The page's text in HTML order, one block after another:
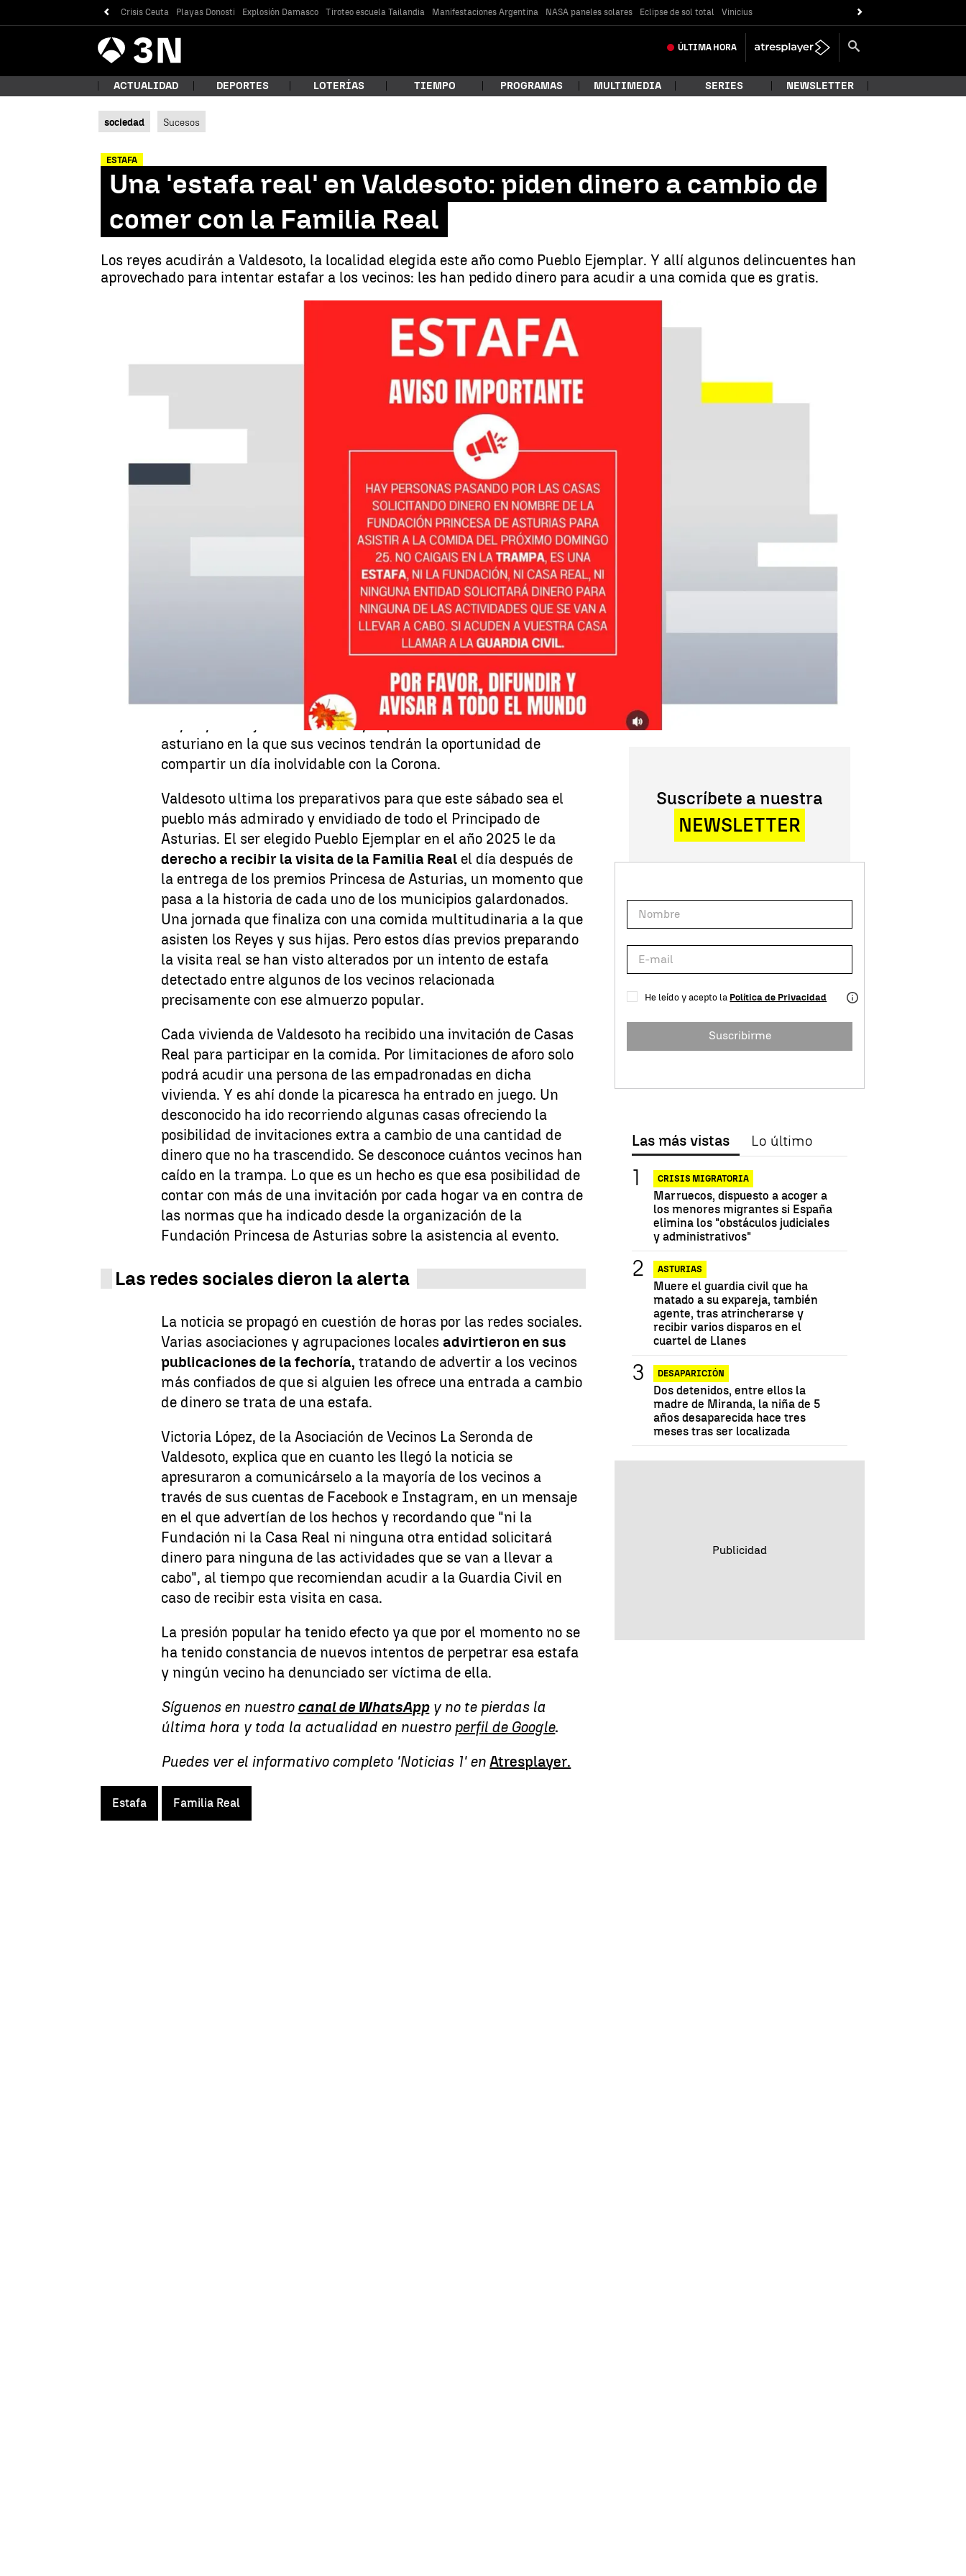
Crisis Ceuta Playas Donosti Explosión Damasco Tiroteo escuela Tailandia Manifestaciones Argentina NASA paneles solares Eclipse de sol total Vinicius
Antena
3 Noticias ÚLTIMA HORA
¿Qué estás buscando?
Buscar
ACTUALIDAD DEPORTES LOTERÍAS TIEMPO PROGRAMAS MULTIMEDIA SERIES NEWSLETTER
sociedad Sucesos
ESTAFA
Una 'estafa real' en Valdesoto: piden dinero a cambio de
comer con la Familia Real
Los reyes acudirán a Valdesoto, la localidad elegida este año como Pueblo Ejemplar. Y allí algunos delincuentes han
aprovechado para intentar estafar a los vecinos: les han pedido dinero para acudir a una comida que es gratis.
WhatsappFacebook
X Linkedin
Pueblo Ejemplar de este año 2025,
pero sus vecinos han sufrido un comportamiento muy poco
ejemplar los días previos a la visita de la Familia Real. Se ha
que se les ha pedido dinero a cambio de poder asistir a la comida
popular en la que el pueblo compartirá mesa y mantel con los
Reyes y sus hijas. Una cita muy esperada en este rincón
asturiano en la que sus vecinos tendrán la oportunidad de
compartir un día inolvidable con la Corona.
Valdesoto ultima los preparativos para que este sábado sea el
pueblo más admirado y envidiado de todo el Principado de
Asturias. El ser elegido Pueblo Ejemplar en el año 2025 le da
derecho a recibir la visita de la Familia Real el día después de
la entrega de los premios Princesa de Asturias, un momento que
pasa a la historia de cada uno de los municipios galardonados.
Una jornada que finaliza con una comida multitudinaria a la que
asisten los Reyes y sus hijas. Pero estos días previos preparando
la visita real se han visto alterados por un intento de estafa
detectado entre algunos de los vecinos relacionada
precisamente con ese almuerzo popular.
Cada vivienda de Valdesoto ha recibido una invitación de Casas
Real para participar en la comida. Por limitaciones de aforo solo
podrá acudir una persona de las empadronadas en dicha
vivienda. Y es ahí donde la picaresca ha entrado en juego. Un
desconocido ha ido recorriendo algunas casas ofreciendo la
posibilidad de invitaciones extra a cambio de una cantidad de
dinero que no ha trascendido. Se desconoce cuántos vecinos han
caído en la trampa. Lo que es un hecho es que esa posibilidad de
contar con más de una invitación por cada hogar va en contra de
las normas que ha indicado desde la organización de la
Fundación Princesa de Asturias sobre la asistencia al evento.
Las redes sociales dieron la alerta
La noticia se propagó en cuestión de horas por las redes sociales.
Varias asociaciones y agrupaciones localesadvirtieron en sus
publicaciones de la fechoría, tratando de advertir a los vecinos
más confiados de que si alguien les ofrece una entrada a cambio
de dinero se trata de una estafa.
Victoria López, de la Asociación de Vecinos La Seronda de
Valdesoto, explica que en cuanto les llegó la noticia se
apresuraron a comunicárselo a la mayoría de los vecinos a
través de sus cuentas de Facebook e Instagram, en un mensaje
en el que advertían de los hechos y recordando que "ni la
Fundación ni la Casa Real ni ninguna otra entidad solicitará
dinero para ninguna de las actividades que se van a llevar a
cabo", al tiempo que recomiendan acudir a la Guardia Civil en
caso de recibir esta visita en casa.
La presión popular ha tenido efecto ya que por el momento no se
ha tenido constancia de nuevos intentos de perpetrar esa estafa
y ningún vecino ha denunciado ser víctima de ella.
Síguenos en nuestro canal de WhatsAppy no te pierdas la
última hora y toda la actualidad en nuestro perfil de Google.
Puedes ver el informativo completo 'Noticias 1' enAtresplayer.
Estafa Familia Real
Suscríbete a nuestra
NEWSLETTER
He leído y acepto la Política de Privacidad
Suscribirme
Las más vistas Lo último
CRISIS MIGRATORIA
Marruecos, dispuesto a acoger a
los menores migrantes si España
elimina los "obstáculos judiciales
y administrativos"
ASTURIAS
Muere el guardia civil que ha
matado a su expareja, también
agente, tras atrincherarse y
recibir varios disparos en el
cuartel de Llanes
DESAPARICIÓN
Dos detenidos, entre ellos la
madre de Miranda, la niña de 5
años desaparecida hace tres
meses tras ser localizada